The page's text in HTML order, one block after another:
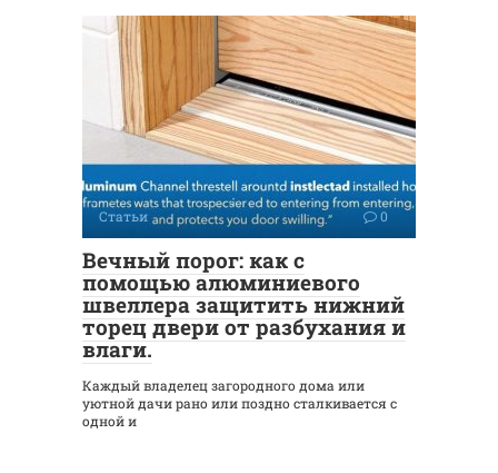
Статьи 0
Вечный порог: как с
помощью алюминиевого
швеллера защитить нижний
торец двери от разбухания и
влаги.
Каждый владелец загородного дома или
уютной дачи рано или поздно сталкивается с
одной и